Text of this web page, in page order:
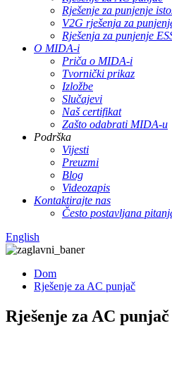
Rješenje za punjenje
V2G rješenja za
Rješenja za punjenje
O MIDA-i
Priča o MIDA-i
Tvornički prikaz
Izložbe
Slučajevi
Naš certifikat
Zašto odabrati MIDA-u
Podrška
Vijesti
Preuzmi
Blog
Videozapis
Kontaktirajte nas
Često postavljana
English
Dom
Rješenje za AC punjač
Rješenje za AC punjač